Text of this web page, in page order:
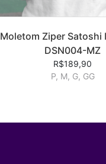
Moletom Ziper Satoshi
DSN004-MZ
R$189,90
P, M, G, GG